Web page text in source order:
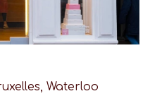
Waterloo